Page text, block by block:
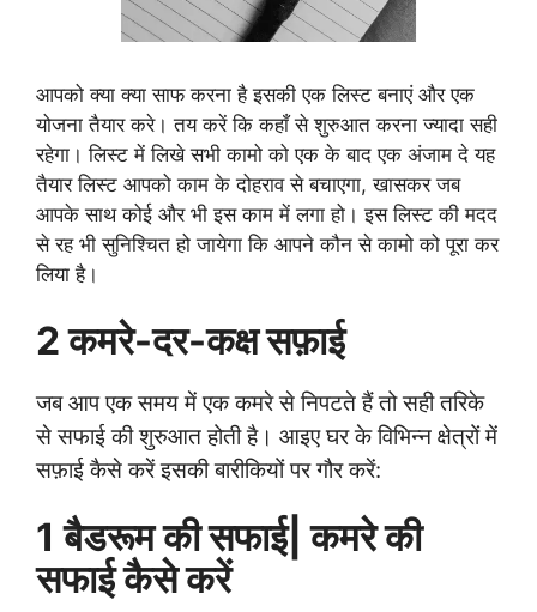
आपको क्या क्या साफ करना है इसकी एक लिस्ट बनाएं और एक
योजना तैयार करे। तय करें कि कहाँ से शुरुआत करना ज्यादा सही
रहेगा। लिस्ट में लिखे सभी कामो को एक के बाद एक अंजाम दे यह
तैयार लिस्ट आपको काम के दोहराव से बचाएगा, खासकर जब
आपके साथ कोई और भी इस काम में लगा हो। इस लिस्ट की मदद
से रह भी सुनिश्चित हो जायेगा कि आपने कौन से कामो को पूरा कर
लिया है।
2 कमरे-दर-कक्ष सफ़ाई
जब आप एक समय में एक कमरे से निपटते हैं तो सही तरिके
से सफाई की शुरुआत होती है। आइए घर के विभिन्न क्षेत्रों में
सफ़ाई कैसे करें इसकी बारीकियों पर गौर करें:
1 बैडरूम की सफाई| कमरे की
सफाई कैसे करें